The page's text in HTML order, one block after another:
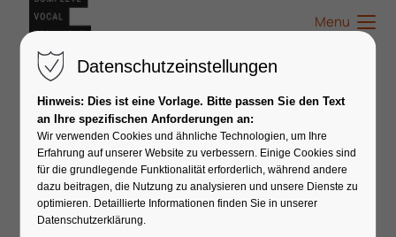
Menu
Profil nicht gefunden.
Datenschutzeinstellungen
Hinweis: Dies ist eine Vorlage. Bitte passen Sie den Text
an Ihre spezifischen Anforderungen an:
Wir verwenden Cookies und ähnliche Technologien, um Ihre
Erfahrung auf unserer Website zu verbessern. Einige Cookies sind
für die grundlegende Funktionalität erforderlich, während andere
dazu beitragen, die Nutzung zu analysieren und unsere Dienste zu
optimieren. Detaillierte Informationen finden Sie in unserer
Datenschutzerklärung.